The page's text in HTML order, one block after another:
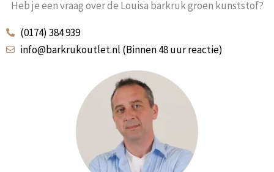
Heb je een vraag over de Louisa barkruk groen kunststof?
(0174) 384 939
info@barkrukoutlet.nl (Binnen 48 uur reactie)